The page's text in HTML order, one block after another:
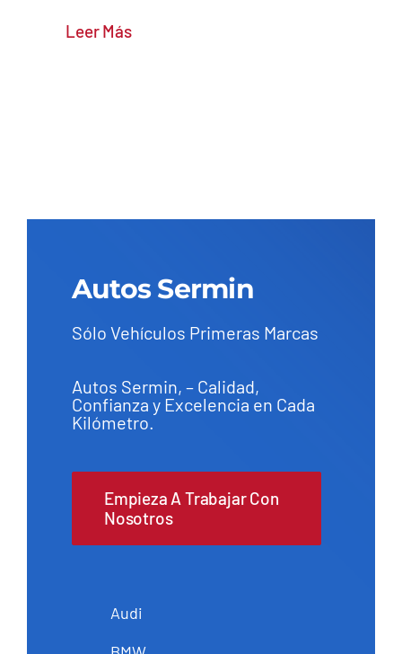
Leer Más
Autos Sermin
Sólo Vehículos Primeras Marcas
Autos Sermin, – Calidad,
Confianza y Excelencia en Cada
Kilómetro.
Empieza A Trabajar Con
Nosotros
Audi